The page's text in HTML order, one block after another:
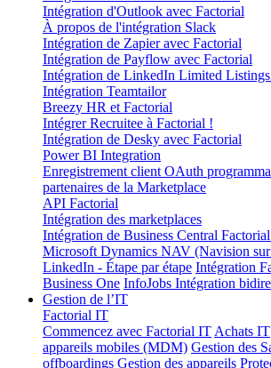
Intégration d'Outlook avec Factorial
À propos de l'intégration Slack
Intégration de Zapier avec Factorial
Intégration de Payflow avec Factorial
Intégration de LinkedIn Limited
Intégration Teamtailor
Breezy HR et Factorial
Intégrer Recruitee à Factorial !
Intégration de Desky avec Factorial
Power BI Integration
Enregistrement client OAuth
partenaires de la Marketplace
API Factorial
Intégration des marketplaces
Intégration de Business Central
Microsoft Dynamics NAV (Navision
LinkedIn - Étape par étape Intégration
Business One InfoJobs Intégration
Gestion de l’IT
Factorial IT
Commencez avec Factorial IT Achats IT
appareils mobiles (MDM) Gestion des
offboardings Gestion des appareils